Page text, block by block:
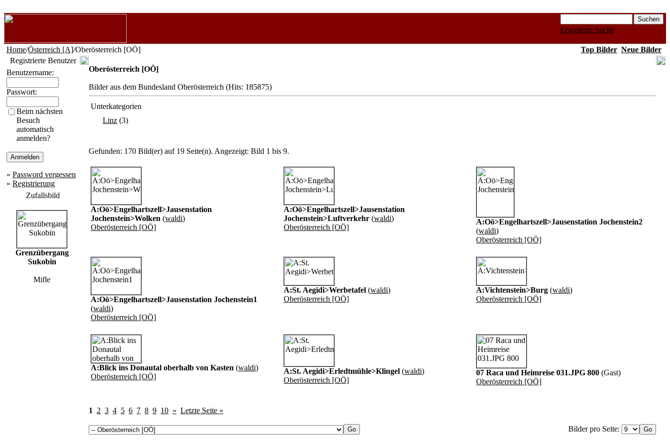
Erweiterte Suche
Home/Österreich [A]/Oberösterreich [OÖ] Top Bilder Neue Bilder
Registrierte Benutzer
Benutzername:
Passwort:
Beim nächsten
Besuch
automatisch
anmelden?
» Password vergessen
» Registrierung
Zufallsbild
Grenzübergang
Sukobin
Mifle
Oberösterreich [OÖ]
Bilder aus dem Bundesland Oberösterreich (Hits: 185875)
Unterkategorien
Linz (3)
Gefunden: 170 Bild(er) auf 19 Seite(n). Angezeigt: Bild 1 bis 9.
A:Oö>Engelhartszell>Jausenstation
Jochenstein>Wolken (waldi)
Oberösterreich [OÖ]
A:Oö>Engelhartszell>Jausenstation
Jochenstein>Luftverkehr (waldi)
Oberösterreich [OÖ]
A:Oö>Engelhartszell>Jausenstation Jochenstein2
(waldi)
Oberösterreich [OÖ]
A:Oö>Engelhartszell>Jausenstation Jochenstein1
(waldi)
Oberösterreich [OÖ]
A:St. Aegidi>Werbetafel (waldi)
Oberösterreich [OÖ]
A:Vichtenstein>Burg (waldi)
Oberösterreich [OÖ]
A:Blick ins Donautal oberhalb von Kasten (waldi)
Oberösterreich [OÖ]
A:St. Aegidi>Erledtmühle>Klingel (waldi)
Oberösterreich [OÖ]
07 Raca und Heimreise 031.JPG 800 (Gast)
Oberösterreich [OÖ]
1 2 3 4 5 6 7 8 9 10 » Letzte Seite »
Bilder pro Seite: